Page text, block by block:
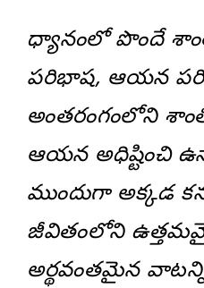
ధ్యానంలో పొందే
పరిభాష, ఆయన
అంతరంగంలోని
ఆయన అధిష్టించి
ముందుగా అక్కడ
జీవితంలోని
అర్థవంతమైన